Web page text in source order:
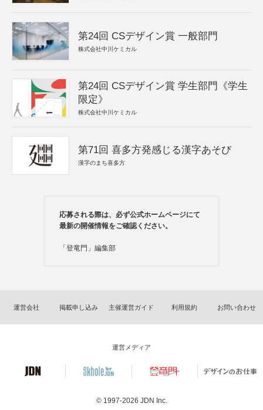
第24回 CSデザイン賞 一般部門
株式会社中川ケミカル
第24回 CSデザイン賞 学生部門《学生
限定》
株式会社中川ケミカル
第71回 喜多方発感じる漢字あそび
漢字のまち喜多方
応募される際は、必ず公式ホームページにて
最新の開催情報をご確認ください。
「登竜門」編集部
運営会社 掲載申し込み 主催運営ガイド 利用規約 お問い合わせ
運営メディア
© 1997-2026 JDN Inc.